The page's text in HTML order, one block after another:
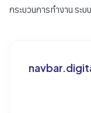
กระบวนการทำงาน ระ